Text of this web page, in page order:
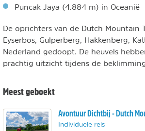
Puncak Jaya (4.884 m) in Oceanië
De oprichters van de Dutch Mountain
Eyserbos, Gulperberg, Hakkenberg,
Nederland gedoopt. De heuvels
prachtig uitzicht tijdens de
Meest geboekt
Avontuur Dichtbij - Dutch
Individuele reis